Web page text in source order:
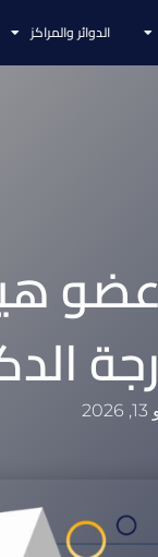
الدوائر والمراكز